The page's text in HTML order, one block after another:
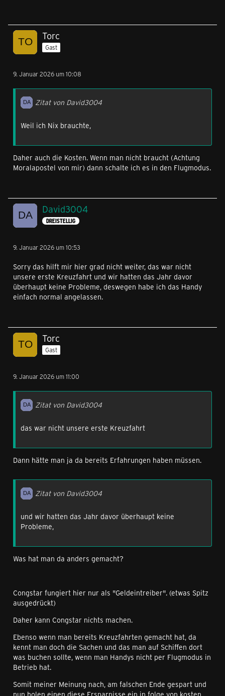
Torc
Gast
9. Januar 2026 um 10:08
Zitat von David3004
Weil ich Nix brauchte,
Daher auch die Kosten. Wenn man nicht braucht (Achtung
Moralapostel von mir) dann schalte ich es in den Flugmodus.
David3004
DREISTELLIG
9. Januar 2026 um 10:53
Sorry das hilft mir hier grad nicht weiter, das war nicht
unsere erste Kreuzfahrt und wir hatten das Jahr davor
überhaupt keine Probleme, deswegen habe ich das Handy
einfach normal angelassen.
Torc
Gast
9. Januar 2026 um 11:00
Zitat von David3004
das war nicht unsere erste Kreuzfahrt
Dann hätte man ja da bereits Erfahrungen haben müssen.
Zitat von David3004
und wir hatten das Jahr davor überhaupt keine
Probleme,
Was hat man da anders gemacht?
Congstar fungiert hier nur als "Geldeintreiber". (etwas Spitz
ausgedrückt)
Daher kann Congstar nichts machen.
Ebenso wenn man bereits Kreuzfahrten gemacht hat, da
kennt man doch die Sachen und das man auf Schiffen dort
was buchen sollte, wenn man Handys nicht per Flugmodus in
Betrieb hat.
Somit meiner Meinung nach, am falschen Ende gespart und